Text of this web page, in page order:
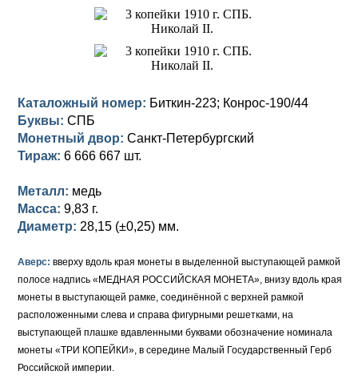
Памятные и юбилейные
Для Финляндии
Памятные и донативные
Для Финляндии
Памятные и донативные
Александр II (1855-1881)
Медь
Для Финляндии
Памятные и донативные
Николай I (1825-1855)
Серебро
Медь
Для Грузии
Русско-Польские
Памятные и донативные
Золото
Серебро
Медь
Для Грузии
Павел I (1796-1801)
Золото
Серебро
Медь
Екатерина II (1762-1796)
Золото
Серебро
Сибирские монеты
Для Молдавии и Валахии
Таврические монеты
Петр III (1762)
Елизавета I (1741-1762)
Серебро
Медь
Для Пруссии
Анна Иоанновна (1730-1740)
Петр II (1727-1730)
Екатерина I (1725-1727)
Каталожный номер: Биткин-223; Конрос-190/44
Буквы: СПБ
Монетный двор: Санкт-Петербургский
Тираж: 6 666 667 шт.
Металл: медь
Масса: 9,83 г.
Диаметр: 28,15 (±0,25) мм.
Аверс: вверху вдоль края монеты в выделенной выступающей рамкой
полосе надпись «МЕДНАЯ РОССИЙСКАЯ МОНЕТА», внизу вдоль края
монеты в выступающей рамке, соединённой с верхней рамкой
расположенными слева и справа фигурными решетками, на
выступающей плашке вдавленными буквами обозначение номинала
монеты «ТРИ КОПЕЙКИ», в середине Малый Государственный Герб
Российской империи.